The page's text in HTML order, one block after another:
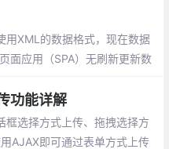
用XML的数据格式，现在数据
面应用（SPA）无刷新更新数
功能详解
框选择方式上传、拖拽选择方
AJAX即可通过表单方式上传